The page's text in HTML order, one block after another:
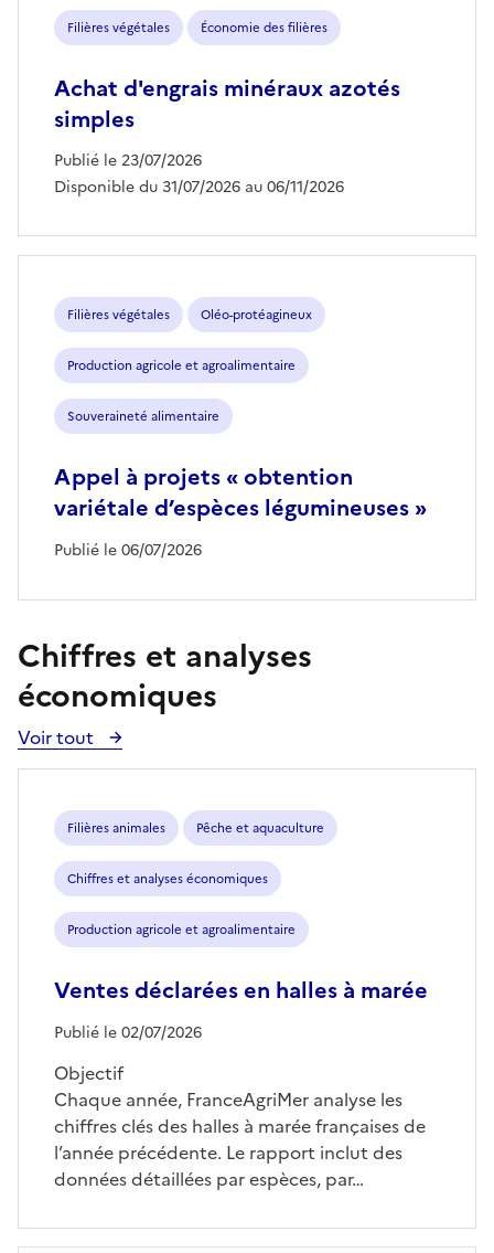
Filières végétales Économie des filières
Achat d'engrais minéraux azotés
simples
Publié le 23/07/2026
Disponible du 31/07/2026 au 06/11/2026
Filières végétales Oléo-protéagineux
Production agricole et agroalimentaire
Souveraineté alimentaire
Appel à projets « obtention
variétale d’espèces légumineuses »
Publié le 06/07/2026
Chiffres et analyses
économiques
Voir tout
Voir
toutes
publications
Filières animales Pêche et aquaculture
Chiffres et analyses économiques
Production agricole et agroalimentaire
Ventes déclarées en halles à marée
Publié le 02/07/2026
Objectif
Chaque année, FranceAgriMer analyse les
chiffres clés des halles à marée françaises de
l’année précédente. Le rapport inclut des
données détaillées par espèces, par…